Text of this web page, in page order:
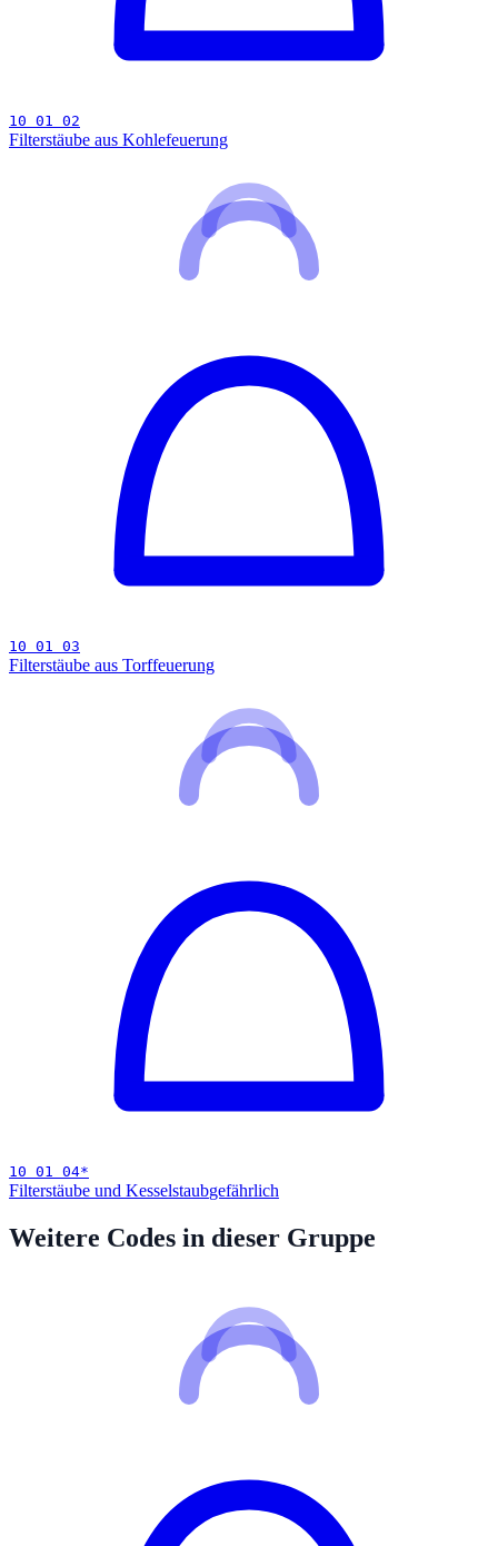
10 01 02
Filterstäube aus Kohlefeuerung
10 01 03
Filterstäube aus Torffeuerung
10 01 04*
Filterstäube und Kesselstaubgefährlich
Weitere Codes in dieser Gruppe